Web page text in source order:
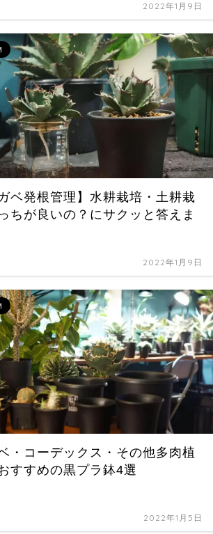
2022年1月9日
ガベ発根管理】水耕栽培・土耕栽
ちが良いの？にサクッと答えま
2022年1月9日
・コーデックス・その他多肉植
すすめの黒プラ鉢4選
2022年1月5日